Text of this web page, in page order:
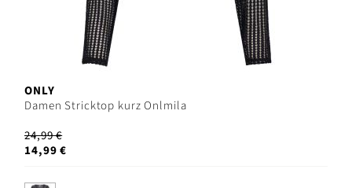
ONLY
Damen Stricktop kurz Onlmila
24,99 €
14,99 €